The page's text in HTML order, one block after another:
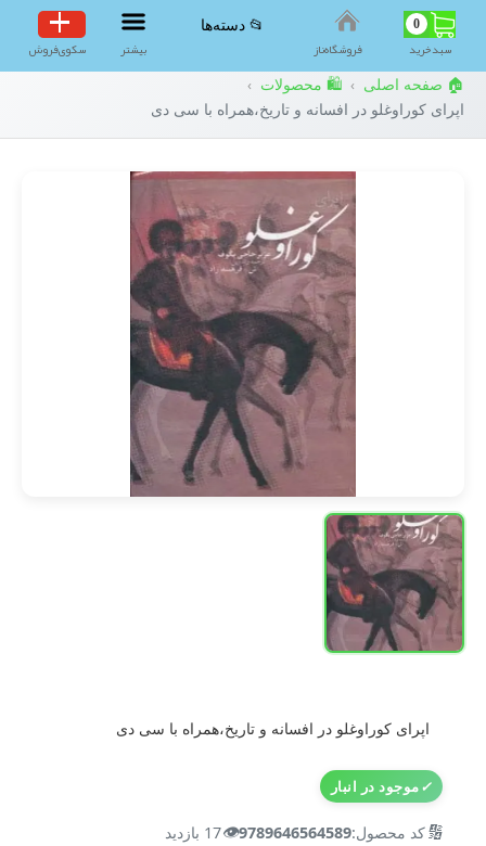
0
سبد‌خرید فروشگاه‌ناز
📂 دسته‌ها
بیشتر سکوی‌فروش
🏠 صفحه اصلی › 🛍️ محصولات ›
اپرای کوراوغلو در افسانه و تاریخ،همراه با سی دی
اپرای کوراوغلو در افسانه و تاریخ،همراه با سی دی
✓موجود در انبار
🔢کد محصول:9789646564589
👁️17 بازدید